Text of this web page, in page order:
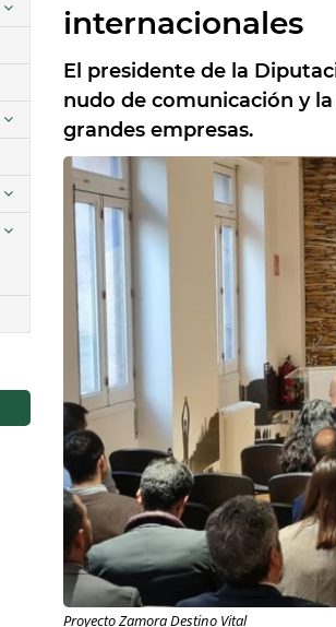
internacionales
El presidente de la
nudo de comunicación y
grandes empresas.
Proyecto Zamora Destino Vital